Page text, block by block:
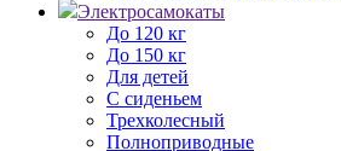
Электросамокаты
До 120 кг
До 150 кг
Для детей
С сиденьем
Трехколесный
Полноприводные